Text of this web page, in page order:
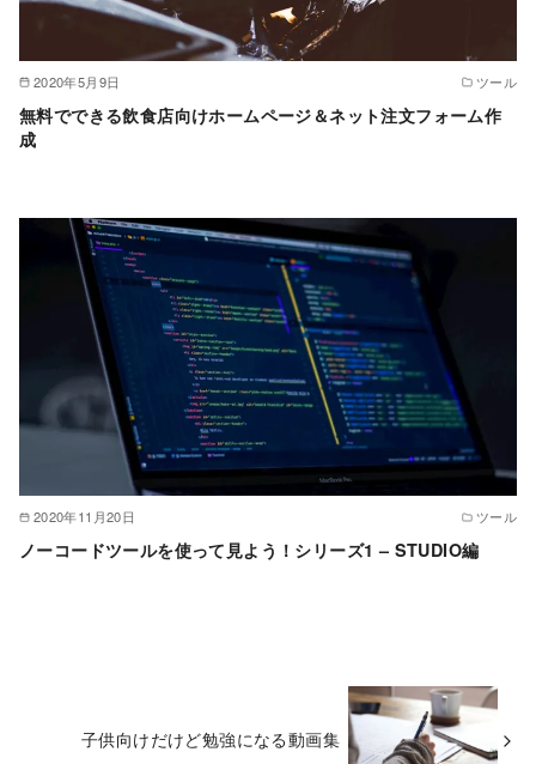
2020年5月9日 ツール
無料でできる飲食店向けホームページ＆ネット注文フォーム作
成
2020年11月20日 ツール
ノーコードツールを使って見よう！シリーズ1 – STUDIO編
子供向けだけど勉強になる動画集